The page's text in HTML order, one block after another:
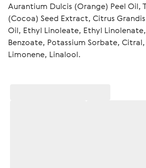
Aurantium Dulcis (Orange) Peel Oil,
(Cocoa) Seed Extract, Citrus
Oil, Ethyl Linoleate, Ethyl
Benzoate, Potassium Sorbate,
Limonene, Linalool.